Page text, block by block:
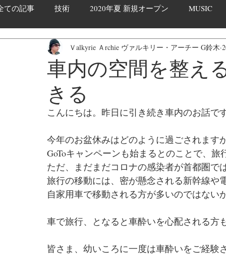
ての記事 技術 2020年夏 新規オープン MUSIC
作業工程・レポート 日々日記 お客様
車内の空間を整え
きる
Ｖalkyrie Ａrchie ヴァルキリー・アーチー G鈴木
こんにちは。昨日に引き続き車内のお話で
今年のお盆休みはどのように過ごされます
GoToキャンペーンも始まるとのことで、
ただ、まだまだコロナの感染者が首都圏で
旅行の移動には、密が懸念される新幹線や
自家用車で移動される方が多いのではない
車で旅行、となると車酔いを心配される方
皆さま、幼いころに一度は車酔いをご経験